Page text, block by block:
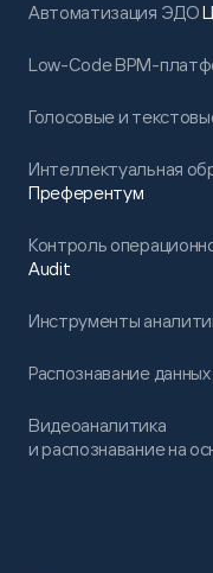
Автоматизация ЭДО
Low-Code BPM-
Голосовые и
Интеллектуальная
Преферентум
Контроль
Audit
Инструменты
Распознавание данных
Видеоаналитика
и распознавание на